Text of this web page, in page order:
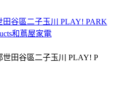
田谷區二子玉川 PLAY! PARK
和蔦屋家電